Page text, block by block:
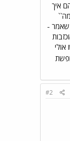
איך
שאמר -
#2